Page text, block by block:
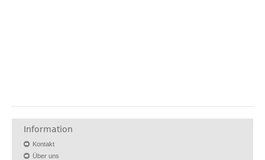
Information
Kontakt
Über uns